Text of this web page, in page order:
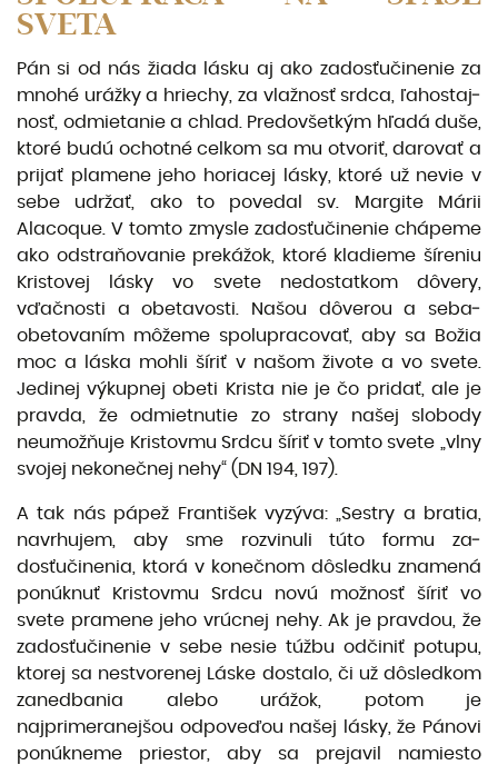
SVETA
Pán si od nás žiada lásku aj ako zadosťučinenie za
mnohé urážky a hriechy, za vlažnosť srdca, ľahostaj­
nosť, odmietanie a chlad. Predovšetkým hľadá duše,
ktoré budú ochotné celkom sa mu otvoriť, darovať a
prijať plamene jeho horiacej lásky, ktoré už nevie v
sebe udržať, ako to povedal sv. Margite Márii
Alacoque. V tomto zmysle zadosťučinenie chápeme
ako odstraňovanie prekážok, ktoré kladieme šíreniu
Kristovej lásky vo svete nedostatkom dôvery,
vďačnosti a obetavosti. Našou dôverou a seba­
obetovaním môžeme spolupracovať, aby sa Božia
moc a láska mohli šíriť v našom živote a vo svete.
Jedinej výkupnej obeti Krista nie je čo pridať, ale je
pravda, že odmietnutie zo strany našej slobody
neumožňuje Kristovmu Srdcu šíriť v tomto svete „vlny
svojej nekonečnej nehy“ (DN 194, 197).
A tak nás pápež František vyzýva: „Sestry a bratia,
navrhujem, aby sme rozvinuli túto formu za­
dosťučinenia, ktorá v konečnom dôsledku znamená
ponúknuť Kristovmu Srdcu novú možnosť ší­riť vo
svete pramene jeho vrúcnej nehy. Ak je pravdou, že
zadosťučinenie v sebe nesie túžbu odčiniť potupu,
ktorej sa nestvorenej Láske dostalo, či už dôsledkom
zanedbania alebo urážok, potom je
najprimeranejšou odpoveďou našej lásky, že Pánovi
ponúkneme priestor, aby sa prejavil namiesto